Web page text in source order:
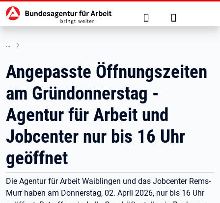
zu den Hauptinhalten springen
Hauptnavigation Suche Anmelden
Angepasste Öffnungszeiten
am Gründonnerstag -
Agentur für Arbeit und
Jobcenter nur bis 16 Uhr
geöffnet
Die Agentur für Arbeit Waiblingen und das Jobcenter Rems-
Murr haben am Donnerstag, 02. April 2026, nur bis 16 Uhr